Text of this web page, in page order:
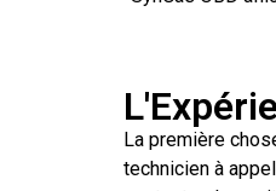
La première
technicien à